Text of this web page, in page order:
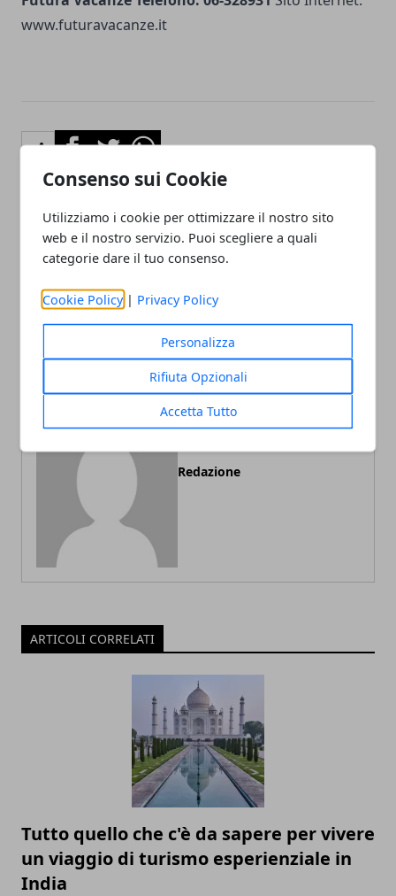
Consenso sui Cookie
Utilizziamo i cookie per ottimizzare il nostro sito
web e il nostro servizio. Puoi scegliere a quali
categorie dare il tuo consenso.
Cookie Policy | Privacy Policy
Personalizza
Rifiuta Opzionali
Accetta Tutto
www.futuravacanze.it
Facebook
TwitterWhatsapp
Articolo Precedente
Vacanze al mare in
notti a Marina di Nova Siri
dal 18 al 25 Giugno 2011
Articolo Successivo
Vacanze 2011 in Puglia nel
2011
Redazione
ARTICOLI CORRELATI
Tutto quello che c'è da sapere per vivere
un viaggio di turismo esperienziale in
India